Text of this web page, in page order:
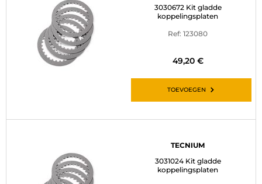
3030672 Kit gladde
koppelingsplaten
Ref: 123080
49,20 €
TOEVOEGEN
TECNIUM
3031024 Kit gladde
koppelingsplaten